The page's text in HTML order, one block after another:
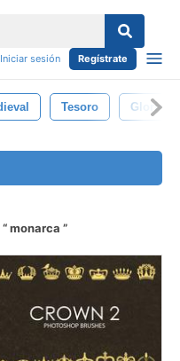
Iniciar sesión Regístrate
Tesoro Gloria
monarca